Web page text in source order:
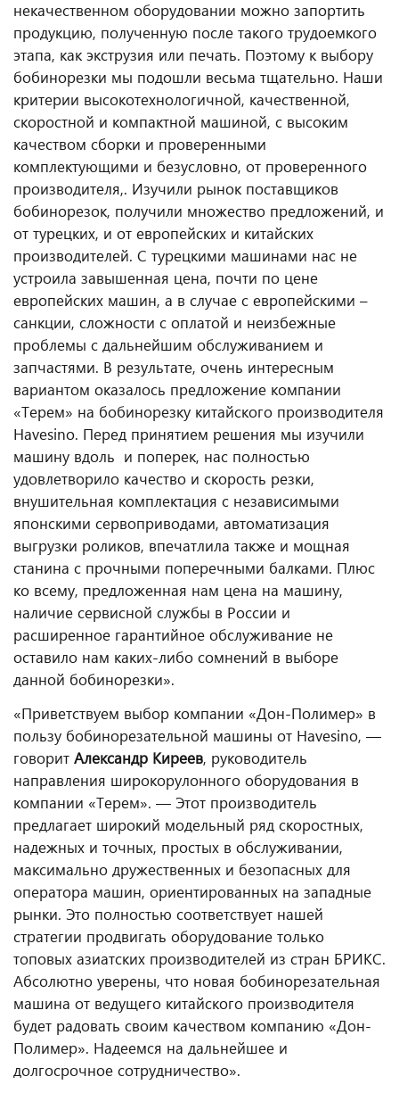
некачественном оборудовании можно запортить
продукцию, полученную после такого трудоемкого
этапа, как экструзия или печать. Поэтому к выбору
бобинорезки мы подошли весьма тщательно. Наши
критерии высокотехнологичной, качественной,
скоростной и компактной машиной, с высоким
качеством сборки и проверенными
комплектующими и безусловно, от проверенного
производителя,. Изучили рынок поставщиков
бобинорезок, получили множество предложений, и
от турецких, и от европейских и китайских
производителей. С турецкими машинами нас не
устроила завышенная цена, почти по цене
европейских машин, а в случае с европейскими –
санкции, сложности с оплатой и неизбежные
проблемы с дальнейшим обслуживанием и
запчастями. В результате, очень интересным
вариантом оказалось предложение компании
«Терем» на бобинорезку китайского производителя
Havesino. Перед принятием решения мы изучили
машину вдоль и поперек, нас полностью
удовлетворило качество и скорость резки,
внушительная комплектация с независимыми
японскими сервоприводами, автоматизация
выгрузки роликов, впечатлила также и мощная
станина с прочными поперечными балками. Плюс
ко всему, предложенная нам цена на машину,
наличие сервисной службы в России и
расширенное гарантийное обслуживание не
оставило нам каких-либо сомнений в выборе
данной бобинорезки».
«Приветствуем выбор компании «Дон-Полимер» в
пользу бобинорезательной машины от Havesino, —
говорит Александр Киреев, руководитель
направления широкорулонного оборудования в
компании «Терем». — Этот производитель
предлагает широкий модельный ряд скоростных,
надежных и точных, простых в обслуживании,
максимально дружественных и безопасных для
оператора машин, ориентированных на западные
рынки. Это полностью соответствует нашей
стратегии продвигать оборудование только
топовых азиатских производителей из стран БРИКС.
Абсолютно уверены, что новая бобинорезательная
машина от ведущего китайского производителя
будет радовать своим качеством компанию «Дон-
Полимер». Надеемся на дальнейшее и
долгосрочное сотрудничество».